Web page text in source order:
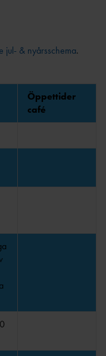
UNDER
jul- & nyårsschema.
Öppettider
café